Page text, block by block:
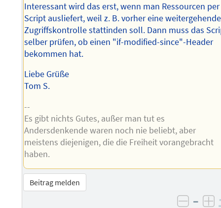
Interessant wird das erst, wenn man Ressourcen per
Script ausliefert, weil z. B. vorher eine weitergehende
Zugriffskontrolle stattinden soll. Dann muss das
selber prüfen, ob einen "if-modified-since"-Header
bekommen hat.
Liebe Grüße
Tom S.
--
Es gibt nichts Gutes, außer man tut es
Andersdenkende waren noch nie beliebt, aber
meistens diejenigen, die die Freiheit vorangebracht
haben.
Beitrag melden
–